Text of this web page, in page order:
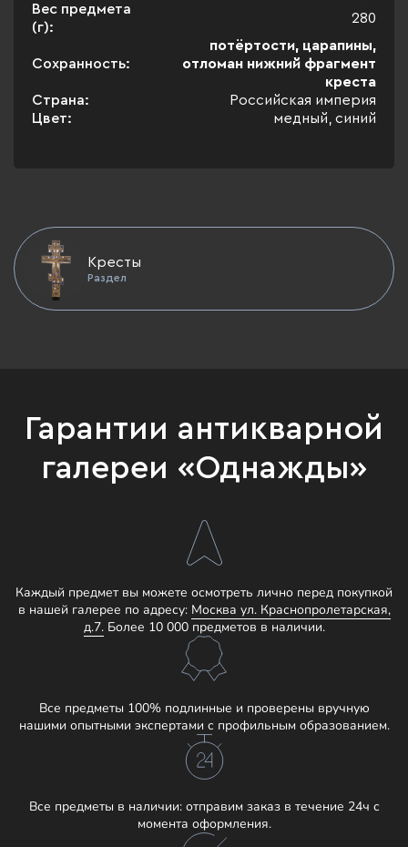
Вес предмета
(г):
280
Сохранность:
потёртости, царапины,
отломан нижний фрагмент
креста
Страна:
Российская империя
Цвет:
медный, синий
Кресты
Раздел
Гарантии антикварной
галереи «Однажды»
Каждый предмет вы можете осмотреть лично перед покупкой
в нашей галерее по адресу: Москва ул. Краснопролетарская,
д.7.Более 10 000 предметов в наличии.
Все предметы 100% подлинные и проверены вручную
нашими опытными экспертами с профильным образованием.
Все предметы в наличии: отправим заказ в течение 24ч с
момента оформления.